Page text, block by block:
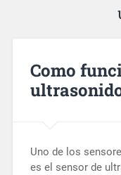
Como
Uno de los
es el sensor de